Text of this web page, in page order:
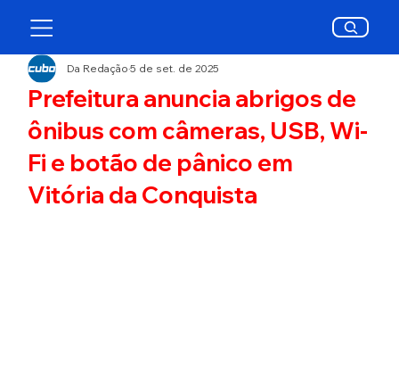
Prefeitura anuncia abrigos de
ônibus com câmeras, USB, Wi-
Fi e botão de pânico em
Vitória da Conquista
Da Redação5 de set. de 2025